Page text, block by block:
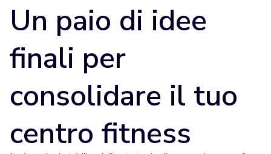
Un paio di idee
finali per
consolidare il tuo
centro fitness